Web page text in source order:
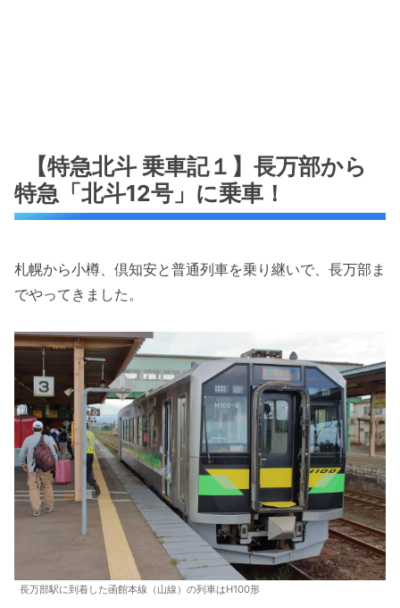
【特急北斗 乗車記１】長万部から
特急「北斗12号」に乗車！
札幌から小樽、倶知安と普通列車を乗り継いで、長万部ま
でやってきました。
長万部駅に到着した函館本線（山線）の列車はH100形